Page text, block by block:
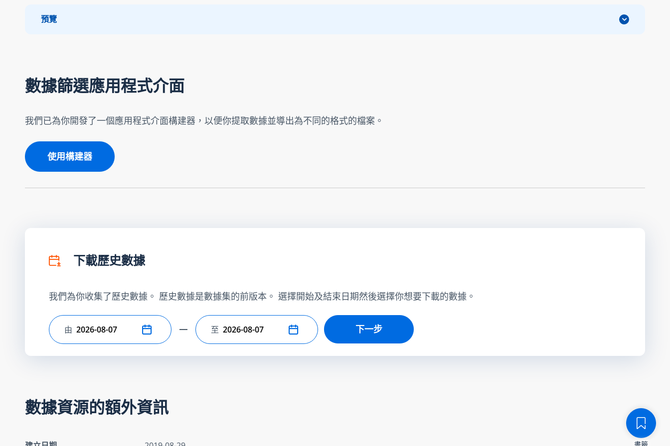
預覽
數據篩選應用程式介面
我們已為你開發了一個應用程式介面構建器，以便你提取數據並導出為不同的格式的檔案。
使用構建器
下載歷史數據
我們為你收集了歷史數據。 歷史數據是數據集的前版本。 選擇開始及結束日期然後選擇你想要下載的數據。
選擇開始日期
由 選擇結束日期
至 下一步
數據資源的額外資訊